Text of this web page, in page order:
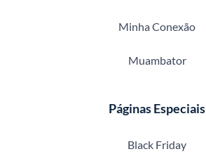
Minha Conexão
Muambator
Páginas Especiais
Black Friday